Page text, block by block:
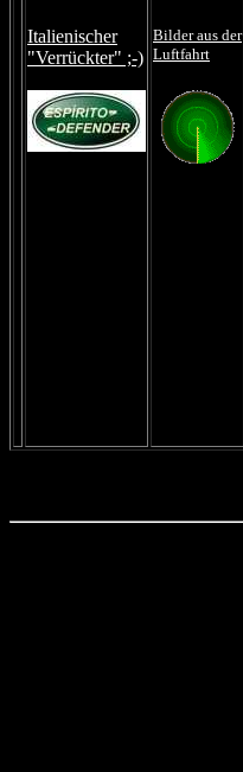
Italienischer
"Verrückter" ;-)
Bilder aus der
Luftfahrt